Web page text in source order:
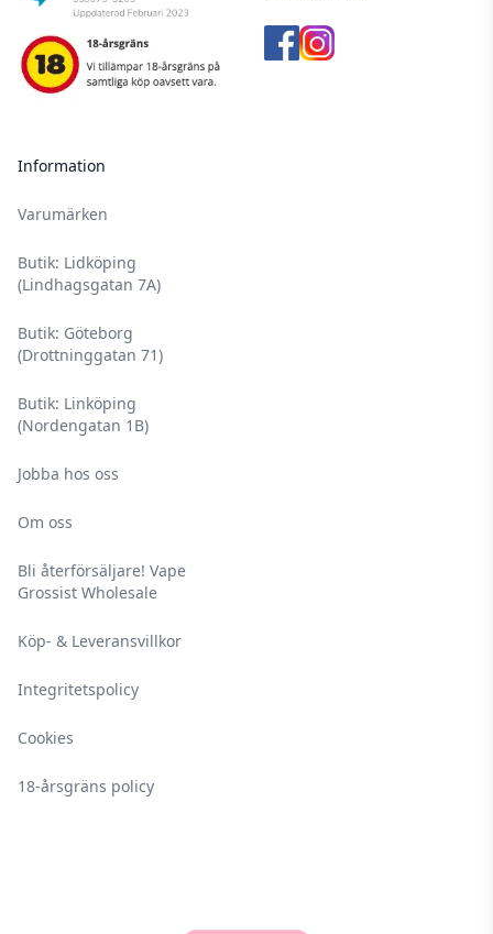
Information
Varumärken
Butik: Lidköping
(Lindhagsgatan 7A)
Butik: Göteborg
(Drottninggatan 71)
Butik: Linköping
(Nordengatan 1B)
Jobba hos oss
Om oss
Bli återförsäljare! Vape
Grossist Wholesale
Köp- & Leveransvillkor
Integritetspolicy
Cookies
18-årsgräns policy